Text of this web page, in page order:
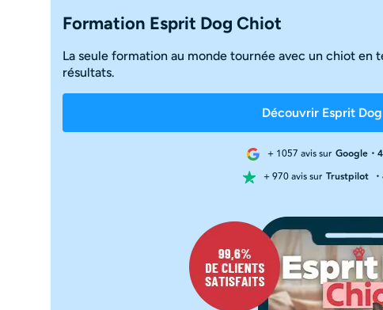
Formation Esprit Dog Chiot
La seule formation au monde tournée avec un chiot en
résultats.
Découvrir Esprit
+ 1057 avis sur Google・
+ 970 avis sur Trustpilot